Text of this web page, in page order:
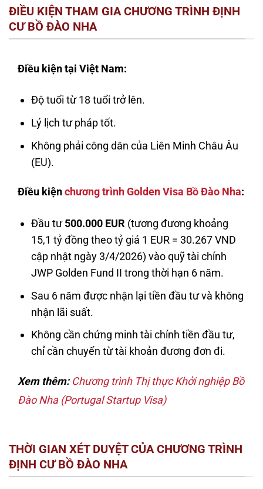
ĐIỀU KIỆN THAM GIA CHƯƠNG TRÌNH ĐỊNH
CƯ BỒ ĐÀO NHA
Điều kiện tại Việt Nam:
Độ tuổi từ 18 tuổi trở lên.
Lý lịch tư pháp tốt.
Không phải công dân của Liên Minh Châu Âu
(EU).
Điều kiệnchương trình Golden Visa Bồ Đào Nha:
Đầu tư500.000 EUR (tương đương khoảng
15,1 tỷ đồng theo tỷ giá 1 EUR = 30.267 VND
cập nhật ngày 3/4/2026) vào quỹ tài chính
JWP Golden Fund II trong thời hạn 6 năm.
Sau 6 năm được nhận lại tiền đầu tư và không
nhận lãi suất.
Không cần chứng minh tài chính tiền đầu tư,
chỉ cần chuyển từ tài khoản đương đơn đi.
Xem thêm: Chương trình Thị thực Khởi nghiệp Bồ
Đào Nha (Portugal Startup Visa)
THỜI GIAN XÉT DUYỆT CỦA CHƯƠNG TRÌNH
ĐỊNH CƯ BỒ ĐÀO NHA